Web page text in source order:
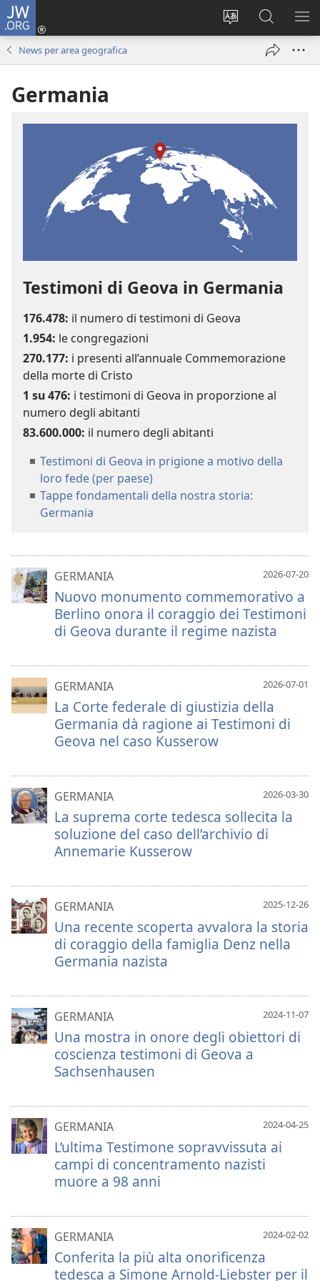
JW.ORG
Modificare
Accedi
(apre
Cerca
in
JW.ORG
News per area geografica
Germania
Testimoni di Geova in Germania
176.478: il numero di testimoni di Geova
1.954: le congregazioni
270.177: i presenti all’annuale Commemorazione
della morte di Cristo
1 su476: i testimoni di Geova in proporzione al
numero degli abitanti
83.600.000: il numero degli abitanti
Testimoni di Geova in prigione a motivo della
loro fede (per paese)
Tappe fondamentali della nostra storia:
Germania
2026-07-20
GERMANIA
Nuovo monumento commemorativo a
Berlino onora il coraggio dei Testimoni
di Geova durante il regime nazista
2026-07-01
GERMANIA
La Corte federale di giustizia della
Germania dà ragione ai Testimoni di
Geova nel caso Kusserow
2026-03-30
GERMANIA
La suprema corte tedesca sollecita la
soluzione del caso dell’archivio di
Annemarie Kusserow
2025-12-26
GERMANIA
Una recente scoperta avvalora la storia
di coraggio della famiglia Denz nella
Germania nazista
2024-11-07
GERMANIA
Una mostra in onore degli obiettori di
coscienza testimoni di Geova a
Sachsenhausen
2024-04-25
GERMANIA
L’ultima Testimone sopravvissuta ai
campi di concentramento nazisti
muore a 98 anni
2024-02-02
GERMANIA
Conferita la più alta onorificenza
tedesca a Simone Arnold-Liebster per il